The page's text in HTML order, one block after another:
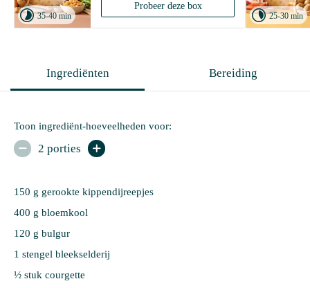
35-40 min
Probeer deze box
25-30 min
Ingrediënten Bereiding
Toon ingrediënt-hoeveelheden voor:
 2 porties 
150 g gerookte kippendijreepjes
400 g bloemkool
120 g bulgur
1 stengel bleekselderij
½ stuk courgette